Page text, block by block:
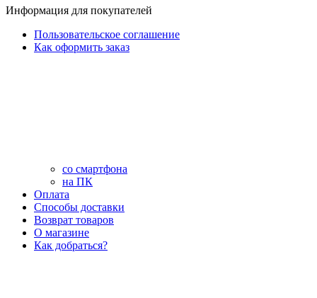
Информация для покупателей
Пользовательское соглашение
Как оформить заказ
со смартфона
на ПК
Оплата
Способы доставки
Возврат товаров
О магазине
Как добраться?